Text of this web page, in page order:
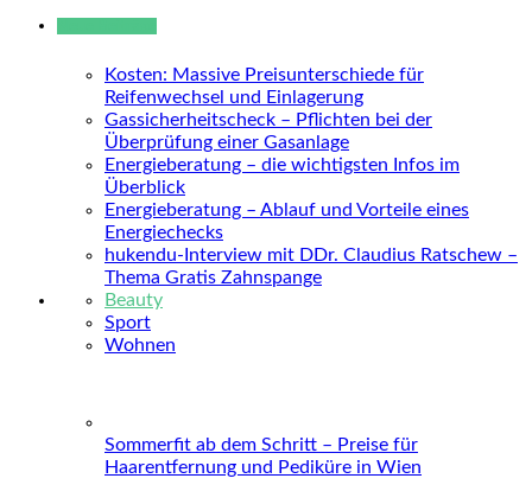
Kosten: Massive Preisunterschiede für
Reifenwechsel und Einlagerung
Gassicherheitscheck – Pflichten bei der
Überprüfung einer Gasanlage
Energieberatung – die wichtigsten Infos im
Überblick
Energieberatung – Ablauf und Vorteile eines
Energiechecks
hukendu-Interview mit DDr. Claudius Ratschew –
Thema Gratis Zahnspange
Beauty
Sport
Wohnen
Sommerfit ab dem Schritt – Preise für
Haarentfernung und Pediküre in Wien